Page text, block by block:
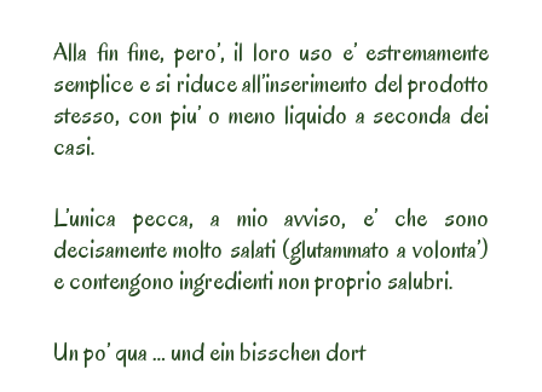
Alla fin fine, pero’, il loro uso e’ estremamente
semplice e si riduce all’inserimento del prodotto
stesso, con piu’ o meno liquido a seconda dei
casi.
L’unica pecca, a mio avviso, e’ che sono
decisamente molto salati (glutammato a volonta’)
e contengono ingredienti non proprio salubri.
Un po’ qua … und ein bisschen dort